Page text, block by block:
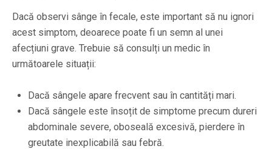
Dacă observi sânge în fecale, este important să nu ignori
acest simptom, deoarece poate fi un semn al unei
afecțiuni grave. Trebuie să consulți un medic în
următoarele situații:
Dacă sângele apare frecvent sau în cantități mari.
Dacă sângele este însoțit de simptome precum dureri
abdominale severe, oboseală excesivă, pierdere în
greutate inexplicabilă sau febră.